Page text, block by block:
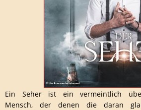
Ein Seher ist ein vermeintlich
Mensch, der denen die daran